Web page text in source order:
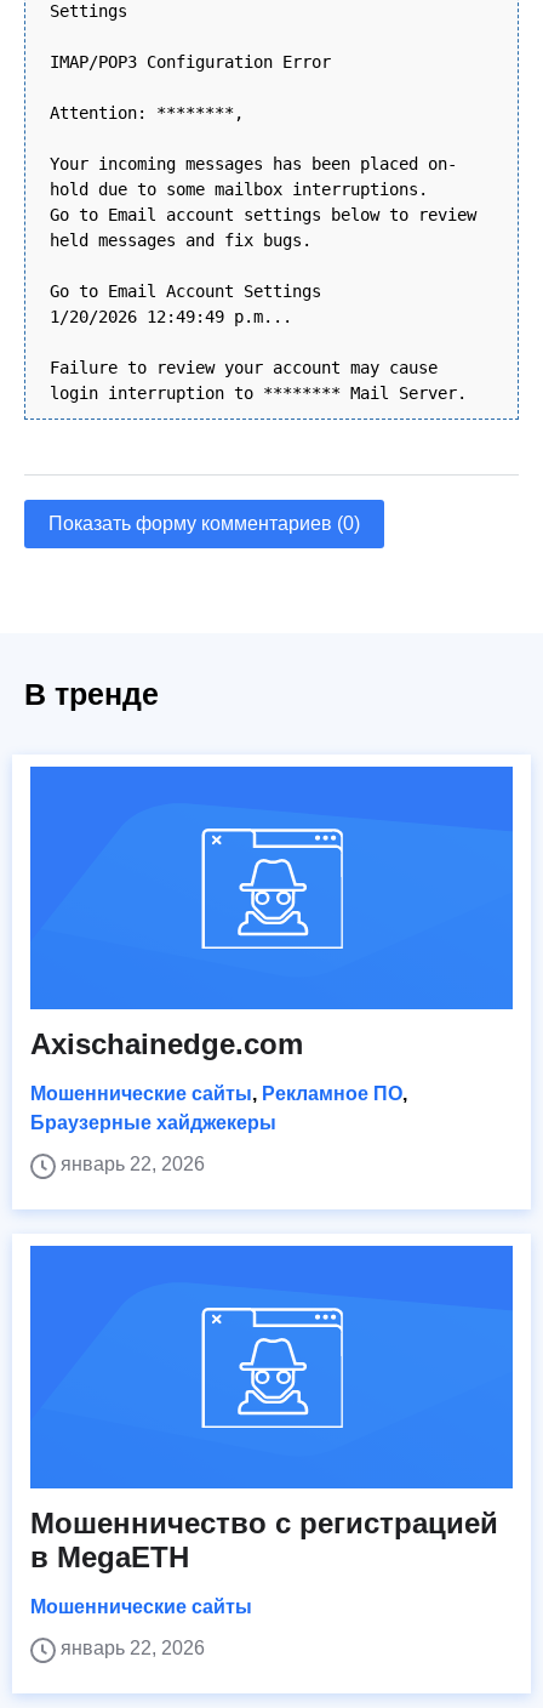
Settings
IMAP/POP3 Configuration Error
Attention: ********,
Your incoming messages has been placed on-
hold due to some mailbox interruptions.
Go to Email account settings below to review
held messages and fix bugs.
Go to Email Account Settings
1/20/2026 12:49:49 p.m...
Failure to review your account may cause
login interruption to ******** Mail Server.
Показать форму комментариев (0)
В тренде
Axischainedge.com
Мошеннические сайты, Рекламное ПО,
Браузерные хайджекеры
январь 22, 2026
Мошенничество с регистрацией
в MegaETH
Мошеннические сайты
январь 22, 2026